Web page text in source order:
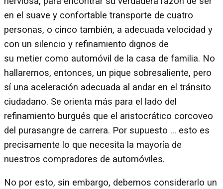
en el suave y confortable transporte de cuatro
personas, o cinco también, a adecuada velocidad y
con un silencio y refinamiento dignos de
su metier como automóvil de la casa de familia. No
hallaremos, entonces, un pique sobresaliente, pero
sí una aceleración adecuada al andar en el tránsito
ciudadano. Se orienta más para el lado del
refinamiento burgués que el aristocrático corcoveo
del purasangre de carrera. Por supuesto ... esto es
precisamente lo que necesita la mayoría de
nuestros compradores de automóviles.
No por esto, sin embargo, debemos considerarlo un